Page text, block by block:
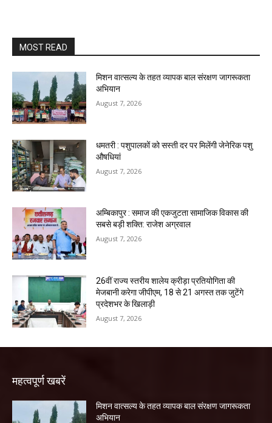
MOST READ
मिशन वात्सल्य के तहत व्यापक बाल संरक्षण जागरूकता
अभियान
August 7, 2026
धमतरी : पशुपालकों को सस्ती दर पर मिलेंगी जेनेरिक पशु
औषधियां
August 7, 2026
अम्बिकापुर : समाज की एकजुटता सामाजिक विकास की
सबसे बड़ी शक्ति: राजेश अग्रवाल
August 7, 2026
26वीं राज्य स्तरीय शालेय क्रीड़ा प्रतियोगिता की
मेजबानी करेगा जीपीएम, 18 से 21 अगस्त तक जुटेंगे
प्रदेशभर के खिलाड़ी
August 7, 2026
महत्वपूर्ण खबरें
मिशन वात्सल्य के तहत व्यापक बाल संरक्षण जागरूकता
अभियान